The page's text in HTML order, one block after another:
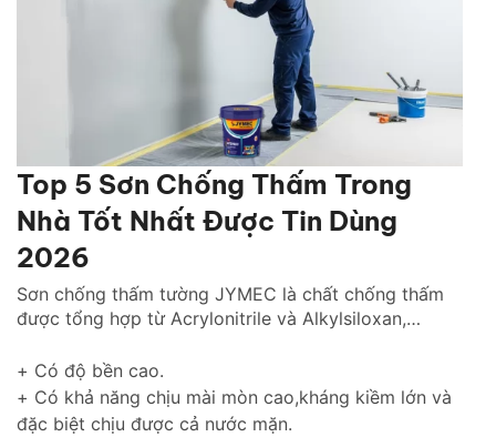
Top 5 Sơn Chống Thấm Trong
Nhà Tốt Nhất Được Tin Dùng
2026
Sơn chống thấm tường JYMEC là chất chống thấm
được tổng hợp từ Acrylonitrile và Alkylsiloxan,
tường ngoài trời gìn giữ và tôn lên vẻ đẹp ngôi nhà
của bạn thách thức với thời gian.
+ Có độ bền cao.
+ Có khả năng chịu mài mòn cao,kháng kiềm lớn và
đặc biệt chịu được cả nước mặn.